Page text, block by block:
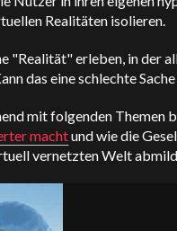
Realitäten isolieren.
"Realität" erleben, in der
das eine schlechte Sache
mit folgenden Themen
machtund wie die
vernetzten Welt